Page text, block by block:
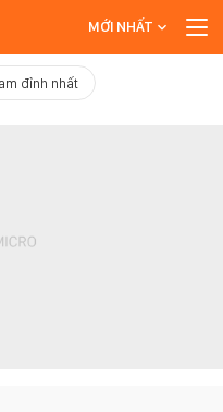
MỚI NHẤT
đỉnh nhất